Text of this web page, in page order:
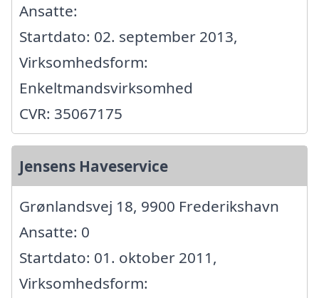
Ansatte:
Startdato: 02. september 2013,
Virksomhedsform:
Enkeltmandsvirksomhed
CVR: 35067175
Jensens Haveservice
Grønlandsvej 18, 9900 Frederikshavn
Ansatte: 0
Startdato: 01. oktober 2011,
Virksomhedsform: